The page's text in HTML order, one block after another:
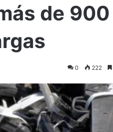
de 900
0 222